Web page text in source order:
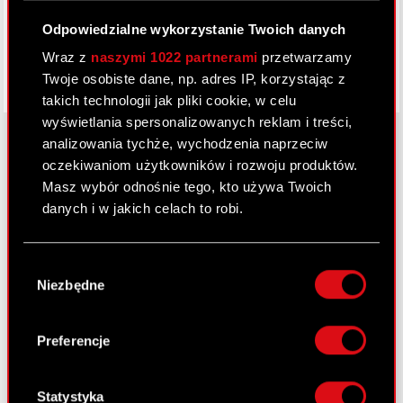
Odpowiedzialne wykorzystanie Twoich danych
Wraz z naszymi 1022 partnerami przetwarzamy
Twoje osobiste dane, np. adres IP, korzystając z
takich technologii jak pliki cookie, w celu
wyświetlania spersonalizowanych reklam i treści,
analizowania tychże, wychodzenia naprzeciw
oczekiwaniom użytkowników i rozwoju produktów.
Masz wybór odnośnie tego, kto używa Twoich
danych i w jakich celach to robi.
lokalizacji geograficznej z dokładnością nawet
Identyfikować Twoje urządzenie, aktywnie
analizując charakteryzującego je zbiory
palca)
zgody
Niezbędne
Preferencje
Statystyka
O CD PROJEKT
Grupa Kapitałowa
Inwestorzy
Kariera